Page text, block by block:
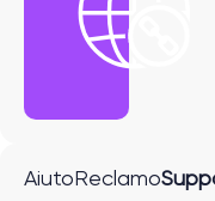
Aiuto Reclamo